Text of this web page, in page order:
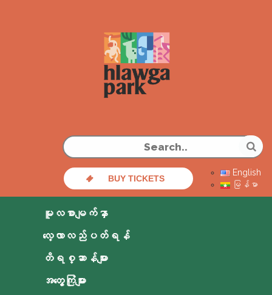
BUY TICKETS
English
မြန်မာ
မူလစာမျက်နှာ
လေ့လာလည်ပတ်ရန်
တိရစ္ဆာန်များ
အတွေ့ကြုံများ